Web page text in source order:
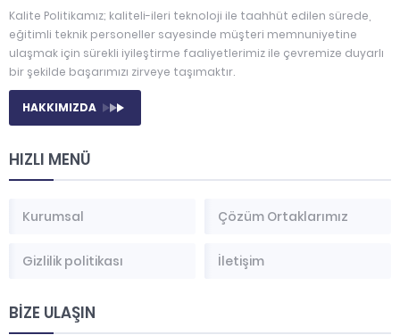
Kalite Politikamız; kaliteli-ileri teknoloji ile taahhüt edilen sürede,
eğitimli teknik personeller sayesinde müşteri memnuniyetine
ulaşmak için sürekli iyileştirme faaliyetlerimiz ile çevremize duyarlı
bir şekilde başarımızı zirveye taşımaktır.
HAKKIMIZDA
HIZLI MENÜ
Kurumsal Çözüm Ortaklarımız
Gizlilik politikası İletişim
BİZE ULAŞIN